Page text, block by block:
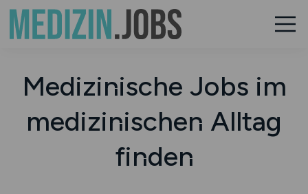
Medizinische Jobs im
medizinischen Alltag
finden